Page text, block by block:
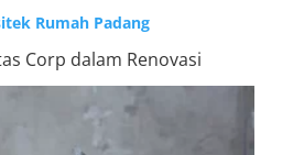
Rumah Padang
Corp dalam Renovasi